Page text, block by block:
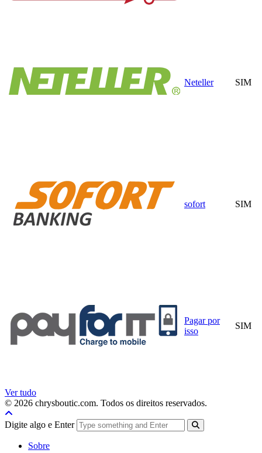
Neteller SIM
sofort SIM
Pagar por
isso
SIM
Ver tudo
© 2026 chrysboutic.com. Todos os direitos reservados.
Digite algo e Enter
Sobre